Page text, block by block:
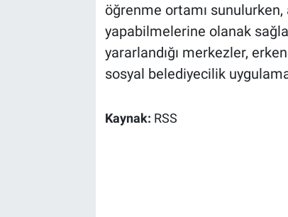
öğrenme ortamı
yapabilmelerine olanak
yararlandığı merkezler,
sosyal belediyecilik
Kaynak: RSS